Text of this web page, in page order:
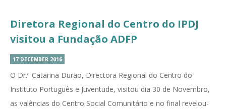
Diretora Regional do Centro do IPDJ
visitou a Fundação ADFP
17 DECEMBER 2016
O Dr.ª Catarina Durão, Directora Regional do Centro do
Instituto Português e Juventude, visitou dia 30 de Novembro,
as valências do Centro Social Comunitário e no final revelou-